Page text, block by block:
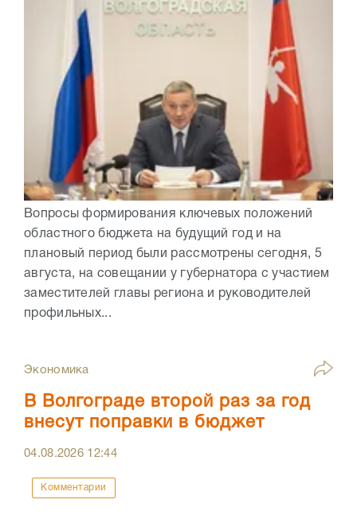
Вопросы формирования ключевых положений
областного бюджета на будущий год и на
плановый период были рассмотрены сегодня, 5
августа, на совещании у губернатора с участием
заместителей главы региона и руководителей
профильных...
Экономика
В Волгограде второй раз за год
внесут поправки в бюджет
04.08.2026 12:44
Комментарии